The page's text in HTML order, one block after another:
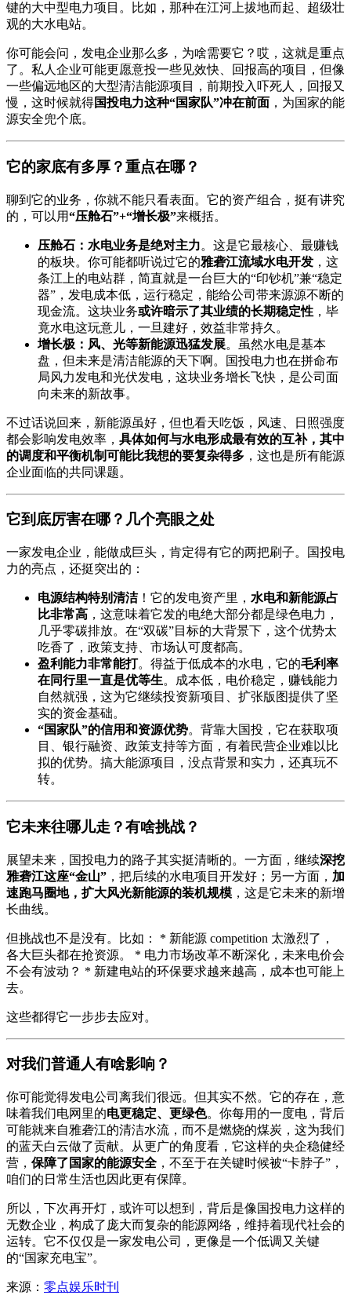
键的大中型电力项目。比如，那种在江河上拔地而起、超级壮
观的大水电站。
你可能会问，发电企业那么多，为啥需要它？哎，这就是重点
了。私人企业可能更愿意投一些见效快、回报高的项目，但像
一些偏远地区的大型清洁能源项目，前期投入吓死人，回报又
慢，这时候就得国投电力这种“国家队”冲在前面 ，为国家的能
源安全兜个底。
它的家底有多厚？重点在哪？
聊到它的业务，你就不能只看表面。它的资产组合，挺有讲究
的，可以用“压舱石”+“增长极”来概括。
压舱石：水电业务是绝对主力。这是它最核心、最赚钱
的板块。你可能都听说过它的雅砻江流域水电开发 ，这
条江上的电站群，简直就是一台巨大的“印钞机”兼“稳定
器”，发电成本低，运行稳定，能给公司带来源源不断的
现金流。这块业务或许暗示了其业绩的长期稳定性 ，毕
竟水电这玩意儿，一旦建好，效益非常持久。
增长极：风、光等新能源迅猛发展。虽然水电是基本
盘，但未来是清洁能源的天下啊。国投电力也在拼命布
局风力发电和光伏发电，这块业务增长飞快，是公司面
向未来的新故事。
不过话说回来，新能源虽好，但也看天吃饭，风速、日照强度
都会影响发电效率， 具体如何与水电形成最有效的互补，其中
的调度和平衡机制可能比我想的要复杂得多 ，这也是所有能源
企业面临的共同课题。
它到底厉害在哪？几个亮眼之处
一家发电企业，能做成巨头，肯定得有它的两把刷子。国投电
力的亮点，还挺突出的：
电源结构特别清洁！它的发电资产里， 水电和新能源占
比非常高 ，这意味着它发的电绝大部分都是绿色电力，
几乎零碳排放。在“双碳”目标的大背景下，这个优势太
吃香了，政策支持、市场认可度都高。
盈利能力非常能打。得益于低成本的水电，它的毛利率
在同行里一直是优等生。成本低，电价稳定，赚钱能力
自然就强，这为它继续投资新项目、扩张版图提供了坚
实的资金基础。
“国家队”的信用和资源优势。背靠大国投，它在获取项
目、银行融资、政策支持等方面，有着民营企业难以比
拟的优势。搞大能源项目，没点背景和实力，还真玩不
转。
它未来往哪儿走？有啥挑战？
展望未来，国投电力的路子其实挺清晰的。一方面，继续深挖
雅砻江这座“金山” ，把后续的水电项目开发好；另一方面， 加
速跑马圈地，扩大风光新能源的装机规模 ，这是它未来的新增
长曲线。
但挑战也不是没有。比如： * 新能源 competition 太激烈了，
各大巨头都在抢资源。 * 电力市场改革不断深化，未来电价会
不会有波动？ * 新建电站的环保要求越来越高，成本也可能上
去。
这些都得它一步步去应对。
对我们普通人有啥影响？
你可能觉得发电公司离我们很远。但其实不然。它的存在，意
味着我们电网里的电更稳定、更绿色。你每用的一度电，背后
可能就来自雅砻江的清洁水流，而不是燃烧的煤炭，这为我们
的蓝天白云做了贡献。从更广的角度看，它这样的央企稳健经
营， 保障了国家的能源安全 ，不至于在关键时候被“卡脖子”，
咱们的日常生活也因此更有保障。
所以，下次再开灯，或许可以想到，背后是像国投电力这样的
无数企业，构成了庞大而复杂的能源网络，维持着现代社会的
运转。它不仅仅是一家发电公司，更像是一个低调又关键
的“国家充电宝”。
来源： 零点娱乐时刊